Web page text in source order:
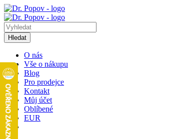
Hledat
O nás
Vše o nákupu
Blog
Pro prodejce
Kontakt
Můj účet
Oblíbené
EUR